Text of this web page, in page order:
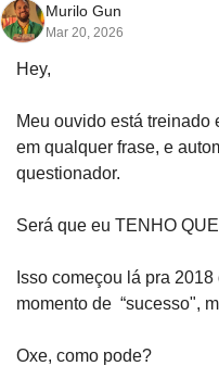
Murilo Gun
Mar 20, 2026
Hey,
Meu ouvido está treinado
em qualquer frase, e
questionador.
Será que eu TENHO
Isso começou lá pra
momento de  “sucesso",
Oxe, como pode?